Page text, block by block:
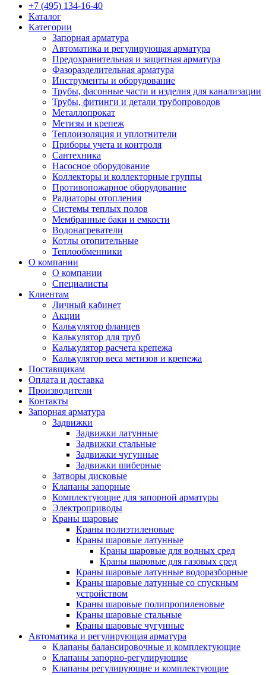
+7 (495) 134-16-40
Каталог
Категории
Запорная арматура
Автоматика и регулирующая арматура
Предохранительная и защитная арматура
Фазоразделительная арматура
Инструменты и оборудование
Трубы, фасонные части и изделия для канализации
Трубы, фитинги и детали трубопроводов
Металлопрокат
Метизы и крепеж
Теплоизоляция и уплотнители
Приборы учета и контроля
Сантехника
Насосное оборудование
Коллекторы и коллекторные группы
Противопожарное оборудование
Радиаторы отопления
Системы теплых полов
Мембранные баки и емкости
Водонагреватели
Котлы отопительные
Теплообменники
О компании
О компании
Специалисты
Клиентам
Личный кабинет
Акции
Калькулятор фланцев
Калькулятор для труб
Калькулятор расчета крепежа
Калькулятор веса метизов и крепежа
Поставщикам
Оплата и доставка
Производители
Контакты
Запорная арматура
Задвижки
Задвижки латунные
Задвижки стальные
Задвижки чугунные
Задвижки шиберные
Затворы дисковые
Клапаны запорные
Комплектующие для запорной арматуры
Электроприводы
Краны шаровые
Краны полиэтиленовые
Краны шаровые латунные
Краны шаровые для водных сред
Краны шаровые для газовых сред
Краны шаровые латунные водоразборные
Краны шаровые латунные со спускным
устройством
Краны шаровые полипропиленовые
Краны шаровые стальные
Краны шаровые чугунные
Автоматика и регулирующая арматура
Клапаны балансировочные и комплектующие
Клапаны запорно-регулирующие
Клапаны регулирующие и комплектующие